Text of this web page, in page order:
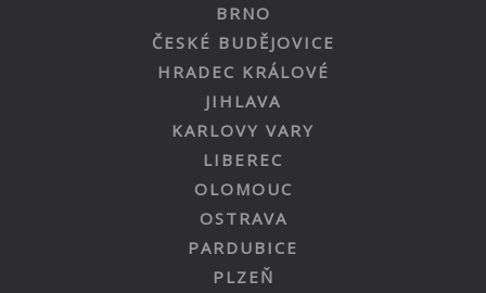
BRNO
ČESKÉ BUDĚJOVICE
HRADEC KRÁLOVÉ
JIHLAVA
KARLOVY VARY
LIBEREC
OLOMOUC
OSTRAVA
PARDUBICE
PLZEŇ